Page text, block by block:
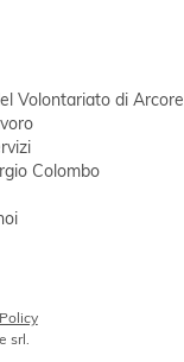
Volontariato di Arcore
Colombo
srl